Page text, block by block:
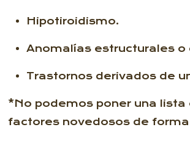
Hipotiroidismo.
Anomalías estructurales
Trastornos derivados de
*No podemos poner una
factores novedosos de